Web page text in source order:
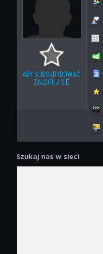
ABY SUBSKRYBOWAĆ
ZALOGUJ SIĘ
Szukaj nas w sieci